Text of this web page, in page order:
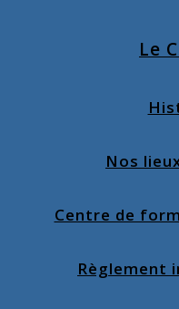
Le
Nos
Centre de
Règlement